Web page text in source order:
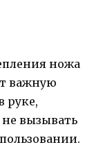
ножа
важную
руке,
вызывать